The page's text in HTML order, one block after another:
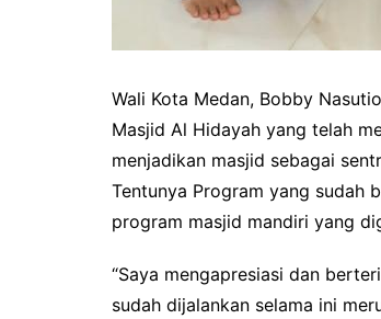
Wali Kota Medan, Bobby
Masjid Al Hidayah yang telah
menjadikan masjid sebagai
Tentunya Program yang sudah
program masjid mandiri yang
“Saya mengapresiasi dan
sudah dijalankan selama ini